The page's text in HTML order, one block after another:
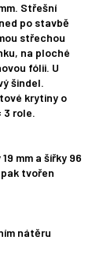
Střešní
po stavbě
střechou
na ploché
fólii. U
šindel.
krytiny o
3 role.
mm a šířky 96
tvořen
nátěru